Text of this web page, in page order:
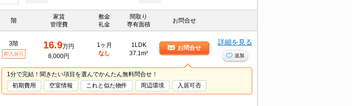
階
家賃
管理費
敷金
礼金
間取り
専有面積
お問合せ
3階
即入居可
16.9万円
8,000円
1ヶ月
なし
1LDK
37.1m²
お問合せ
詳細を見る
追加
1分で完結！聞きたい項目を選んでかんたん無料問合せ！
初期費用
空室情報 これと似た物件 周辺環境 入居可否